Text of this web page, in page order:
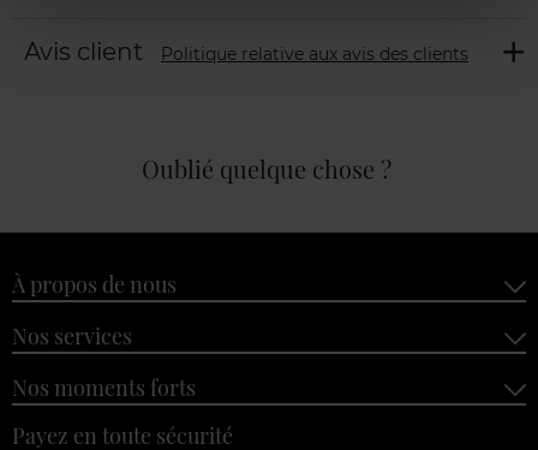
Avis client Politique relative aux avis des clients
Oublié quelque chose ?
À propos de nous
Nos services
Nos moments forts
Payez en toute sécurité